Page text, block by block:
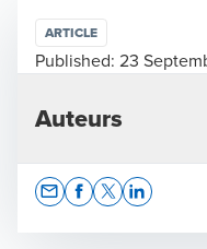
ARTICLE
Published: 23
Auteurs